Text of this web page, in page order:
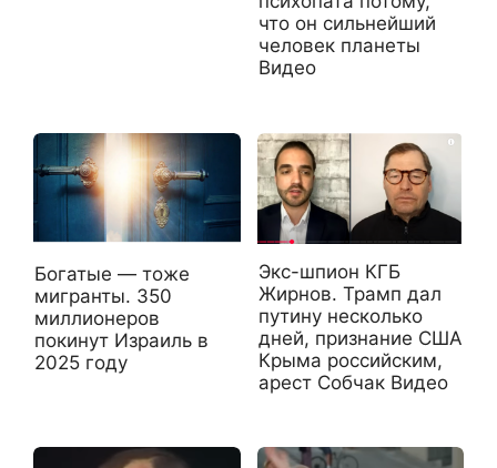
что он сильнейший
человек планеты
Видео
Богатые — тоже
мигранты. 350
миллионеров
покинут Израиль в
2025 году
Экс-шпион КГБ
Жирнов. Трамп дал
путину несколько
дней, признание США
Крыма российским,
арест Собчак Видео